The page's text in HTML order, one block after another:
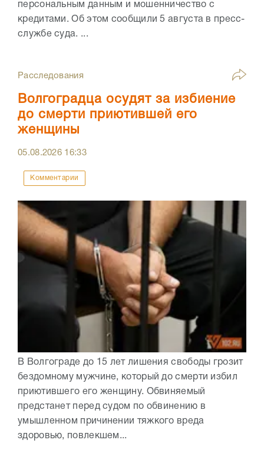
персональным данным и мошенничество с
кредитами. Об этом сообщили 5 августа в пресс-
службе суда. ...
Расследования
Волгоградца осудят за избиение
до смерти приютившей его
женщины
05.08.2026 16:33
Комментарии
В Волгограде до 15 лет лишения свободы грозит
бездомному мужчине, который до смерти избил
приютившего его женщину. Обвиняемый
предстанет перед судом по обвинению в
умышленном причинении тяжкого вреда
здоровью, повлекшем...